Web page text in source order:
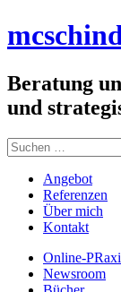
Inhalt
mc
Beratung
und
Suchen
nach:
Angebot
Referenzen
Über mich
Kontakt
Online-
Newsroom